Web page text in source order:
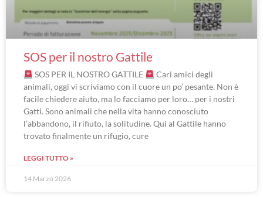
SOS per il nostro Gattile
SOS PER IL NOSTRO GATTILE
Cari amici degli
animali, oggi vi scriviamo con il cuore un po’ pesante. Non è
facile chiedere aiuto, ma lo facciamo per loro… per i nostri
Gatti. Sono animali che nella vita hanno conosciuto
l’abbandono, il rifiuto, la solitudine. Qui al Gattile hanno
trovato finalmente un rifugio, cure
LEGGI TUTTO »
14 Marzo 2026